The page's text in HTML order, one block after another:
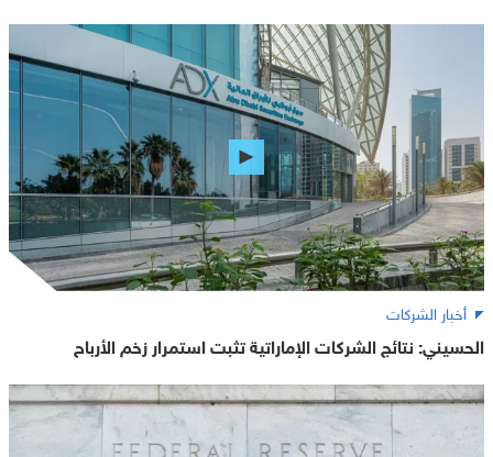
أخبار الشركات
الحسيني: نتائج الشركات الإماراتية تثبت استمرار زخم الأرباح